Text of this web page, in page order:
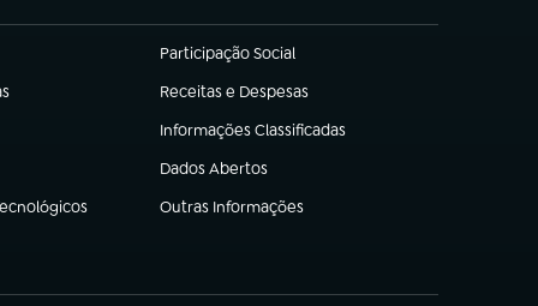
Participação Social
(abre em nova aba)
Receitas e Despesas
(abre em nova aba)
Informações Classificadas
(abre em nova aba)
Dados Abertos
(abre em nova aba)
Outras Informações
(abre em nova aba)